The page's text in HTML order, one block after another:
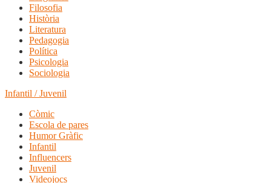
Filosofia
Història
Literatura
Pedagogia
Política
Psicologia
Sociologia
Infantil / Juvenil
Còmic
Escola de pares
Humor Gràfic
Infantil
Influencers
Juvenil
Videojocs